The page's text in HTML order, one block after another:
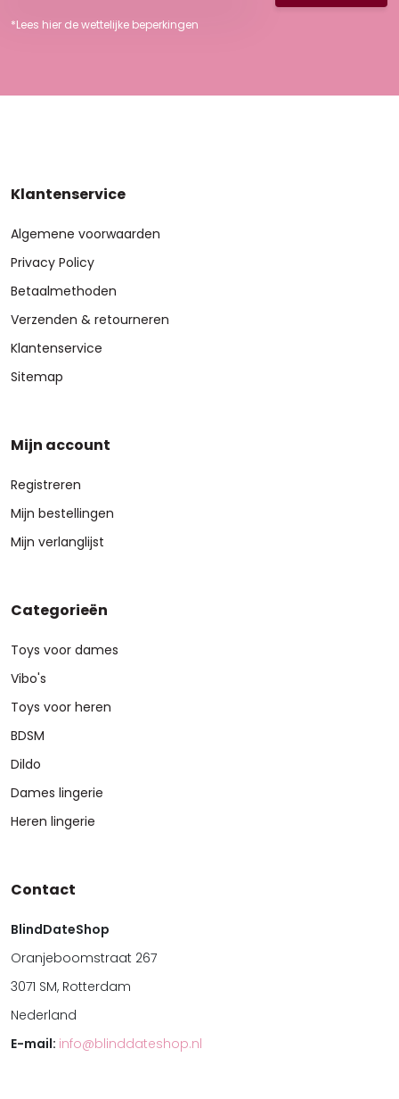
*Lees hier de wettelijke beperkingen
Klantenservice
Algemene voorwaarden
Privacy Policy
Betaalmethoden
Verzenden & retourneren
Klantenservice
Sitemap
Mijn account
Registreren
Mijn bestellingen
Mijn verlanglijst
Categorieën
Toys voor dames
Vibo's
Toys voor heren
BDSM
Dildo
Dames lingerie
Heren lingerie
Contact
BlindDateShop
Oranjeboomstraat 267
3071 SM, Rotterdam
Nederland
E-mail: info@blinddateshop.nl